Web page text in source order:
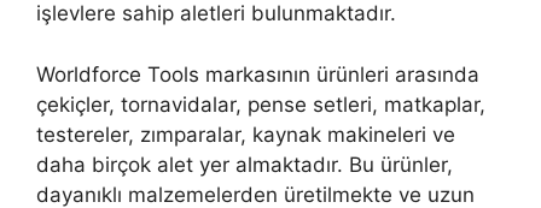
işlevlere sahip aletleri bulunmaktadır.
Worldforce Tools markasının ürünleri arasında
çekiçler, tornavidalar, pense setleri, matkaplar,
testereler, zımparalar, kaynak makineleri ve
daha birçok alet yer almaktadır. Bu ürünler,
dayanıklı malzemelerden üretilmekte ve uzun